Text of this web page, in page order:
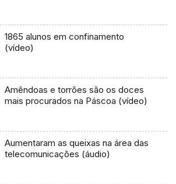
1865 alunos em confinamento
(vídeo)
Amêndoas e torrões são os doces
mais procurados na Páscoa (vídeo)
Aumentaram as queixas na área das
telecomunicações (áudio)